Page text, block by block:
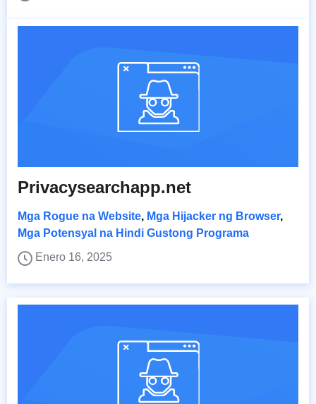
Privacysearchapp.net
Mga Rogue na Website, Mga Hijacker ng Browser,
Mga Potensyal na Hindi Gustong Programa
Enero 16, 2025